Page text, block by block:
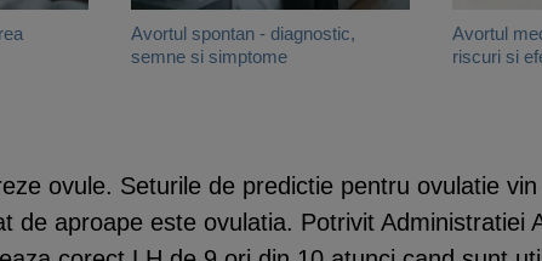
Avortul spontan - diagnostic,
semne si simptome
Avortul
riscuri si
ovule. Seturile de predictie pentru ovulatie
de aproape este ovulatia. Potrivit Administratiei